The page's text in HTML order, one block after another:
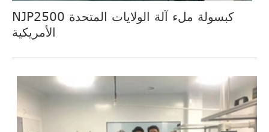
NJP2500 كبسولة ملء آلة الولايات المتحدة
الأمريكية